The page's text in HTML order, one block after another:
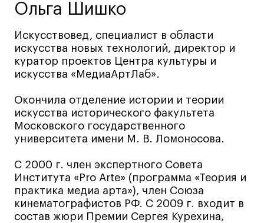
Ювелирный дизайн
Фотография и видео
Промышленный и предметный дизайн
Дизайн и декорирование интерьера
Бизнес и маркетинг
Подготовительные курсы и творческое
развитие
Среднесрочные
ИЗО и Керамика
Ландшафтный дизайн
Все программы
Ольга Шишко
Искусствовед, специалист в области
искусства новых технологий, директор и
куратор проектов Центра культуры и
искусства «МедиаАртЛаб».
Окончила отделение истории и теории
искусства исторического факультета
Московского государственного
университета имени М. В. Ломоносова.
С 2000 г. член экспертного Совета
Института «Pro Arte» (программа «Теория и
практика медиа арта»), член Союза
кинематографистов РФ. С 2009 г. входит в
состав жюри Премии Сергея Курехина,